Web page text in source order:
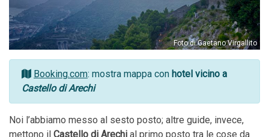
Foto di Gaetano Virgallito
Booking.com: mostra mappa con hotel vicino a
Castello di Arechi
Noi l’abbiamo messo al sesto posto; altre guide, invece,
mettono il Castello di Arechi al primo posto tra le cose da